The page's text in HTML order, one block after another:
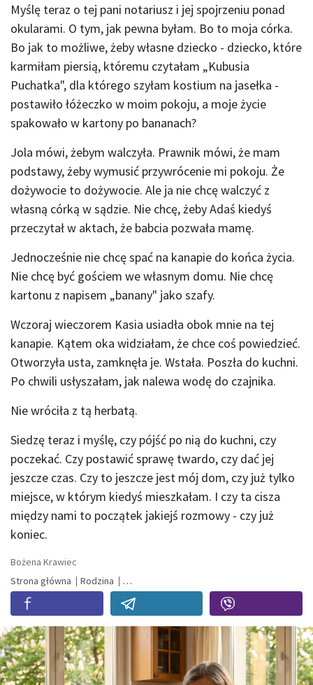
Myślę teraz o tej pani notariusz i jej spojrzeniu ponad
okularami. O tym, jak pewna byłam. Bo to moja córka.
Bo jak to możliwe, żeby własne dziecko - dziecko, które
karmiłam piersią, któremu czytałam „Kubusia
Puchatka", dla którego szyłam kostium na jasełka -
postawiło łóżeczko w moim pokoju, a moje życie
spakowało w kartony po bananach?
Jola mówi, żebym walczyła. Prawnik mówi, że mam
podstawy, żeby wymusić przywrócenie mi pokoju. Że
dożywocie to dożywocie. Ale ja nie chcę walczyć z
własną córką w sądzie. Nie chcę, żeby Adaś kiedyś
przeczytał w aktach, że babcia pozwała mamę.
Jednocześnie nie chcę spać na kanapie do końca życia.
Nie chcę być gościem we własnym domu. Nie chcę
kartonu z napisem „banany" jako szafy.
Wczoraj wieczorem Kasia usiadła obok mnie na tej
kanapie. Kątem oka widziałam, że chce coś powiedzieć.
Otworzyła usta, zamknęła je. Wstała. Poszła do kuchni.
Po chwili usłyszałam, jak nalewa wodę do czajnika.
Nie wróciła z tą herbatą.
Siedzę teraz i myślę, czy pójść po nią do kuchni, czy
poczekać. Czy postawić sprawę twardo, czy dać jej
jeszcze czas. Czy to jeszcze jest mój dom, czy już tylko
miejsce, w którym kiedyś mieszkałam. I czy ta cisza
między nami to początek jakiejś rozmowy - czy już
koniec.
Bożena Krawiec
Strona główna
Rodzina